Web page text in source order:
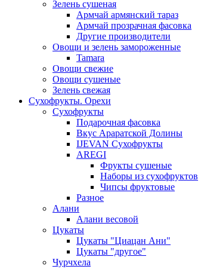
Зелень сушеная
Армчай армянский тараз
Армчай прозрачная фасовка
Другие производители
Овощи и зелень замороженные
Tamara
Овощи свежие
Овощи сушеные
Зелень свежая
Сухофрукты. Орехи
Сухофрукты
Подарочная фасовка
Вкус Араратской Долины
IJEVAN Сухофрукты
AREGI
Фрукты сушеные
Наборы из сухофруктов
Чипсы фруктовые
Разное
Алани
Алани весовой
Цукаты
Цукаты "Циацан Ани"
Цукаты "другое"
Чурчхела